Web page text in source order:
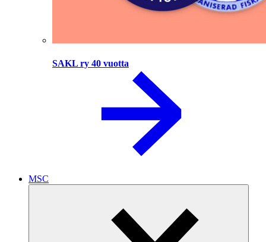
SAKL ry 40 vuotta
MSC